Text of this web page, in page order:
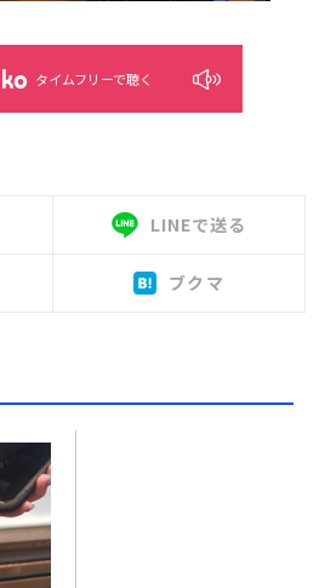
タイムフリーで聴く
LINEで送る
ブクマ